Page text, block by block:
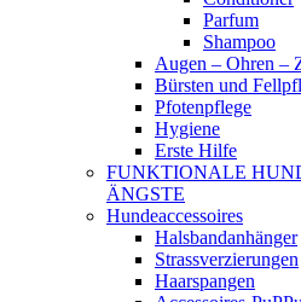
Parfum
Shampoo
Augen – Ohren –
Bürsten und
Pfotenpflege
Hygiene
Erste Hilfe
FUNKTIONALE
ÄNGSTE
Hundeaccessoires
Halsbandanhänger
Strassverzierungen
Haarspangen